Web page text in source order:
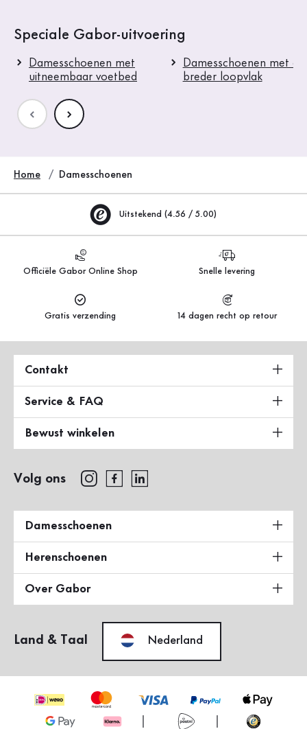
Speciale Gabor-uitvoering
Damesschoenen met
uitneembaar voetbed
Damesschoenen met
breder loopvlak
Home Damesschoenen
Uitstekend (4.56 / 5.00)
Officiële Gabor Online Shop Snelle levering
Gratis verzending 14 dagen recht op retour
Contakt
Service & FAQ
Bewust winkelen
Volg ons
Damesschoenen
Herenschoenen
Over Gabor
Land & Taal Nederland